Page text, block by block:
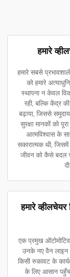
हमारे
हमारे सबसे
को हमारे
स्थापना न केवल
रही, बल्कि केंद्र
बढ़ाया, जिससे
सुरक्षा मानकों को
आत्मविश्वास के
सकारात्मक थी, जिसमें
जीवन को कैसे बदल
हमारे
एक प्रमुख
उनके नए वैन लाइन
किसी रुकावट के
के लिए आसान